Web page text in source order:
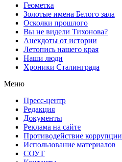
Геометка
Золотые имена Белого зала
Осколки прошлого
Вы не видели Тихонова?
Анекдоты от истории
Летопись нашего края
Наши люди
Хроники Сталинграда
Меню
Пресс-центр
Редакция
Документы
Реклама на сайте
Противодействие коррупции
Использование материалов
СОУТ